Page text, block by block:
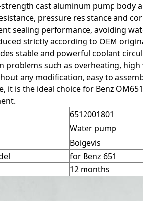
cast aluminum pump body
pressure resistance and
sealing performance, avoiding
strictly according to OEM
stable and powerful coolant
problems such as overheating,
any modification, easy to
it is the ideal choice for Benz
6512001801
Water pump
Boigevis
for Benz 651
12 months